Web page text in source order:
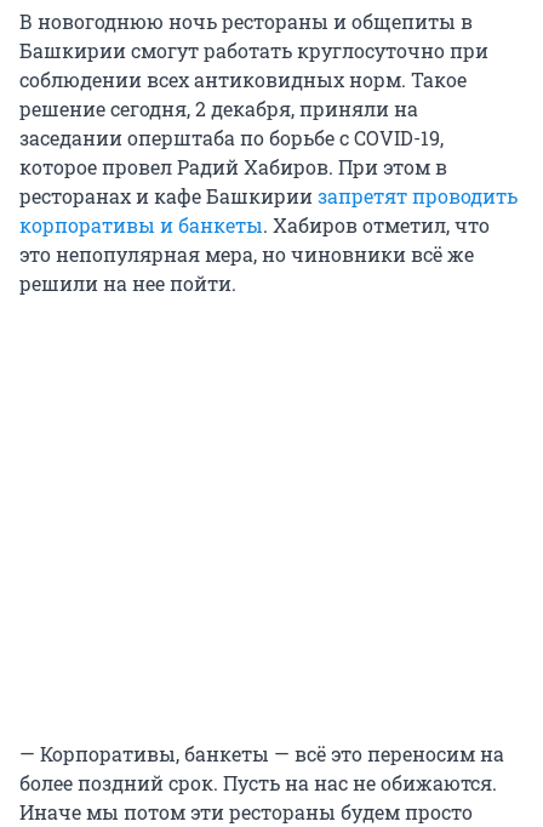
В новогоднюю ночь рестораны и общепиты в
Башкирии смогут работать круглосуточно при
соблюдении всех антиковидных норм. Такое
решение сегодня, 2 декабря, приняли на
заседании оперштаба по борьбе с COVID-19,
которое провел Радий Хабиров. При этом в
ресторанах и кафе Башкириизапретят проводить
корпоративы и банкеты. Хабиров отметил, что
это непопулярная мера, но чиновники всё же
решили на нее пойти.
— Корпоративы, банкеты — всё это переносим на
более поздний срок. Пусть на нас не обижаются.
Иначе мы потом эти рестораны будем просто